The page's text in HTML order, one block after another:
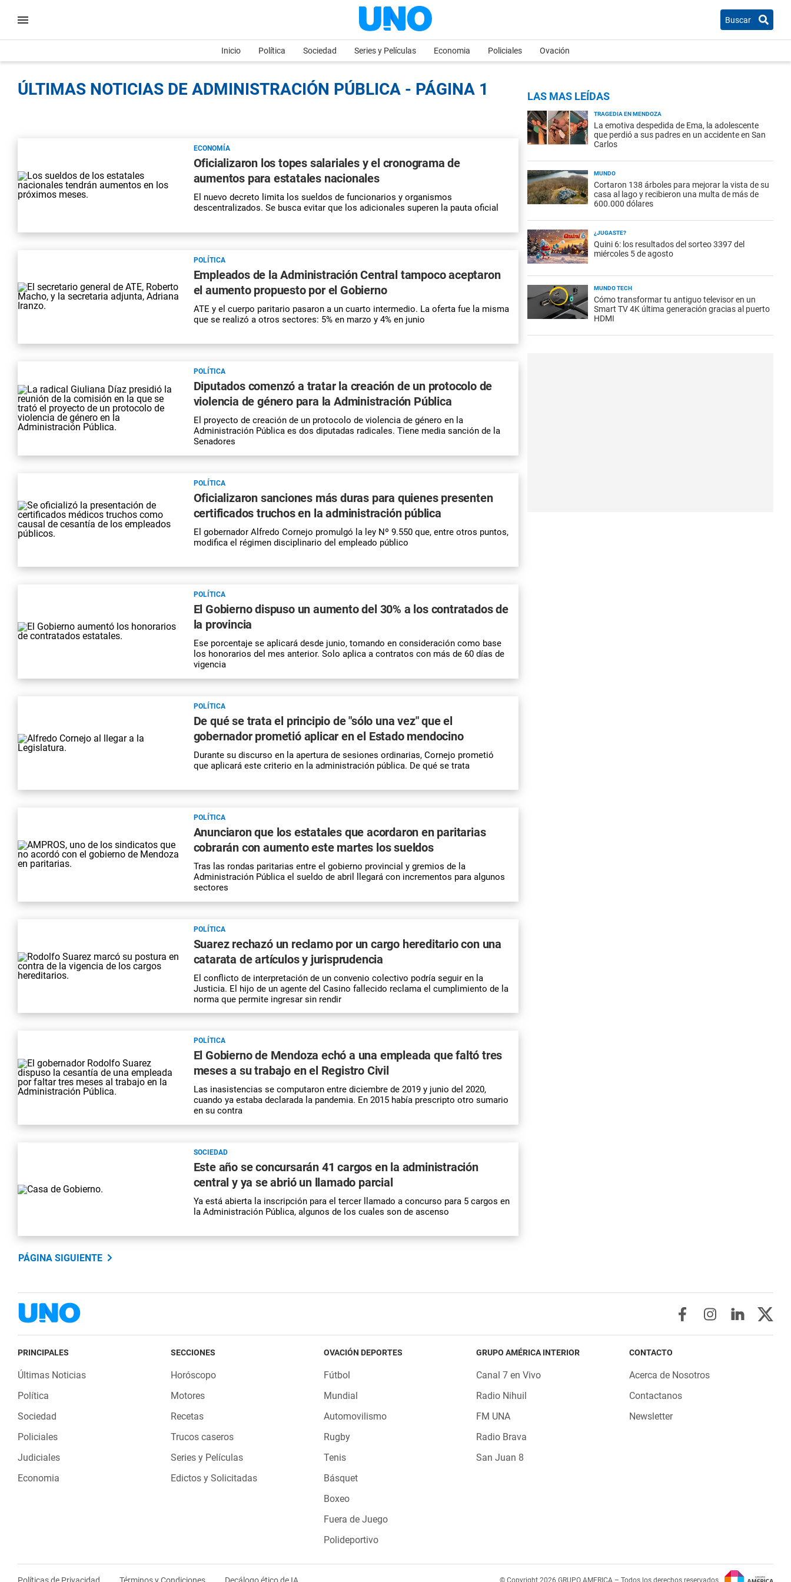
Buscar
Inicio Política Sociedad Series y Películas Economia Policiales Ovación
ÚLTIMAS NOTICIAS DE ADMINISTRACIÓN PÚBLICA - PÁGINA 1
ECONOMÍA
Oficializaron los topes salariales y el cronograma de
aumentos para estatales nacionales
El nuevo decreto limita los sueldos de funcionarios y organismos
descentralizados. Se busca evitar que los adicionales superen la pauta oficial
POLÍTICA
Empleados de la Administración Central tampoco aceptaron
el aumento propuesto por el Gobierno
ATE y el cuerpo paritario pasaron a un cuarto intermedio. La oferta fue la misma
que se realizó a otros sectores: 5% en marzo y 4% en junio
POLÍTICA
Diputados comenzó a tratar la creación de un protocolo de
violencia de género para la Administración Pública
El proyecto de creación de un protocolo de violencia de género en la
Administración Pública es dos diputadas radicales. Tiene media sanción de la
Senadores
POLÍTICA
Oficializaron sanciones más duras para quienes presenten
certificados truchos en la administración pública
El gobernador Alfredo Cornejo promulgó la ley Nº 9.550 que, entre otros puntos,
modifica el régimen disciplinario del empleado público
POLÍTICA
El Gobierno dispuso un aumento del 30% a los contratados de
la provincia
Ese porcentaje se aplicará desde junio, tomando en consideración como base
los honorarios del mes anterior. Solo aplica a contratos con más de 60 días de
vigencia
POLÍTICA
De qué se trata el principio de "sólo una vez" que el
gobernador prometió aplicar en el Estado mendocino
Durante su discurso en la apertura de sesiones ordinarias, Cornejo prometió
que aplicará este criterio en la administración pública. De qué se trata
POLÍTICA
Anunciaron que los estatales que acordaron en paritarias
cobrarán con aumento este martes los sueldos
Tras las rondas paritarias entre el gobierno provincial y gremios de la
Administración Pública el sueldo de abril llegará con incrementos para algunos
sectores
POLÍTICA
Suarez rechazó un reclamo por un cargo hereditario con una
catarata de artículos y jurisprudencia
El conflicto de interpretación de un convenio colectivo podría seguir en la
Justicia. El hijo de un agente del Casino fallecido reclama el cumplimiento de la
norma que permite ingresar sin rendir
POLÍTICA
El Gobierno de Mendoza echó a una empleada que faltó tres
meses a su trabajo en el Registro Civil
Las inasistencias se computaron entre diciembre de 2019 y junio del 2020,
cuando ya estaba declarada la pandemia. En 2015 había prescripto otro sumario
en su contra
SOCIEDAD
Este año se concursarán 41 cargos en la administración
central y ya se abrió un llamado parcial
Ya está abierta la inscripción para el tercer llamado a concurso para 5 cargos en
la Administración Pública, algunos de los cuales son de ascenso
PÁGINA SIGUIENTE
LAS MAS LEÍDAS
TRAGEDIA EN MENDOZA
La emotiva despedida de Ema, la adolescente
que perdió a sus padres en un accidente en San
Carlos
MUNDO
Cortaron 138 árboles para mejorar la vista de su
casa al lago y recibieron una multa de más de
600.000 dólares
¿JUGASTE?
Quini 6: los resultados del sorteo 3397 del
miércoles 5 de agosto
MUNDO TECH
Cómo transformar tu antiguo televisor en un
Smart TV 4K última generación gracias al puerto
HDMI
PRINCIPALES
Últimas Noticias
Política
Sociedad
Policiales
Judiciales
Economia
SECCIONES
Horóscopo
Motores
Recetas
Trucos caseros
Series y Películas
Edictos y Solicitadas
OVACIÓN DEPORTES
Fútbol
Mundial
Automovilismo
Rugby
Tenis
Básquet
Boxeo
Fuera de Juego
Polideportivo
GRUPO AMÉRICA INTERIOR
Canal 7 en Vivo
Radio Nihuil
FM UNA
Radio Brava
San Juan 8
CONTACTO
Acerca de Nosotros
Contactanos
Newsletter
© Copyright 2026 GRUPO AMERICA – Todos los derechos reservados